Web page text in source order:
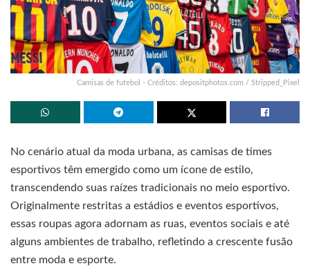
Camisas de futebol - Créditos: depositphotos.com / Stripped_Pixel
No cenário atual da moda urbana, as camisas de times
esportivos têm emergido como um ícone de estilo,
transcendendo suas raízes tradicionais no meio esportivo.
Originalmente restritas a estádios e eventos esportivos,
essas roupas agora adornam as ruas, eventos sociais e até
alguns ambientes de trabalho, refletindo a crescente fusão
entre moda e esporte.